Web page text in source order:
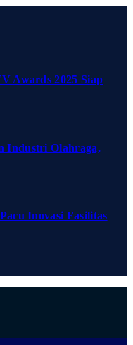
Awards 2025 Siap
Industri Olahraga,
Inovasi Fasilitas